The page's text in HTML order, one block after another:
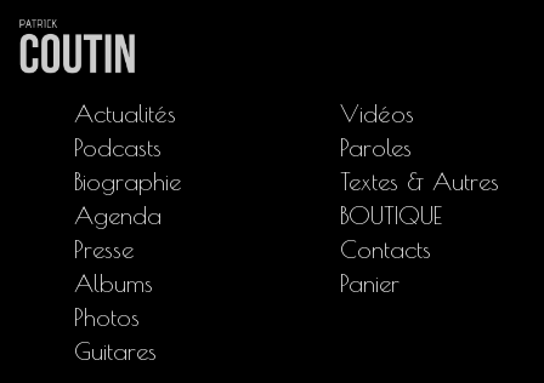
Actualités
Podcasts
Biographie
Agenda
Presse
Albums
Photos
Guitares
Vidéos
Paroles
Textes & Autres
BOUTIQUE
Contacts
Panier